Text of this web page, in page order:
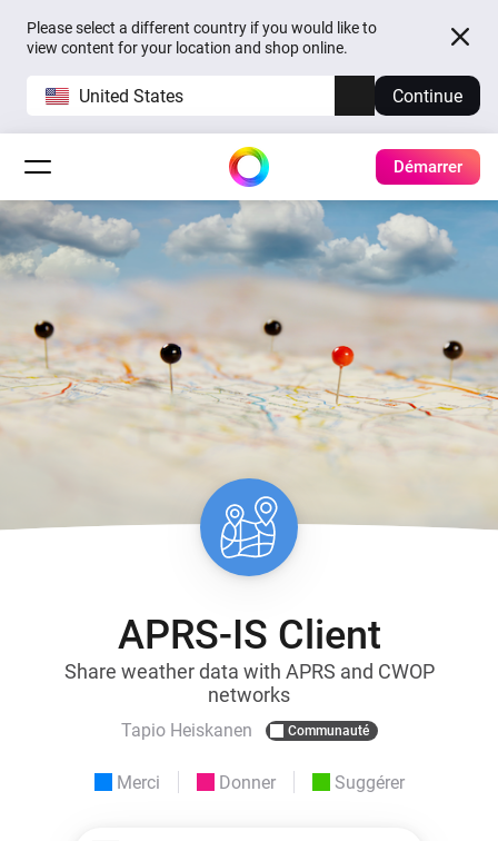
Please select a different country if you would like to
view content for your location and shop online.
United States Continue
Démarrer
APRS-IS Client
Share weather data with APRS and CWOP
networks
Tapio Heiskanen Communauté
Merci Donner Suggérer